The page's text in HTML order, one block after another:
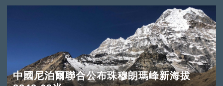
中國尼泊爾聯合公布珠穆朗瑪峰新海拔